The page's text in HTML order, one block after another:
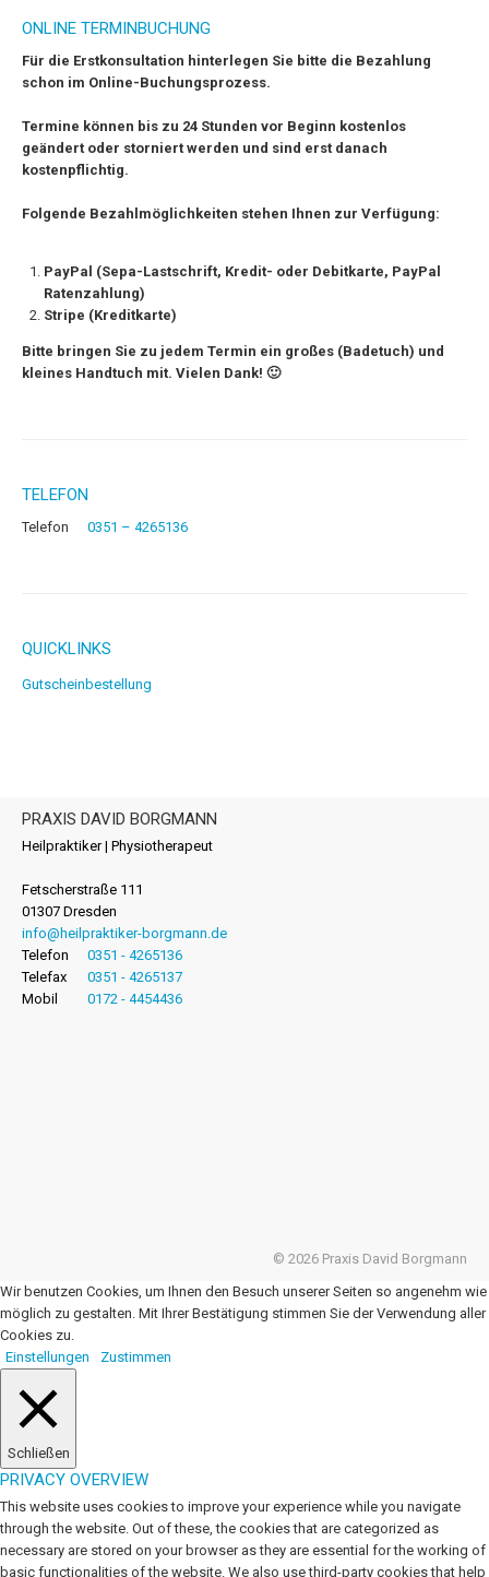
ONLINE TERMINBUCHUNG
Für die Erstkonsultation hinterlegen Sie bitte die Bezahlung
schon im Online-Buchungsprozess.
Termine können bis zu 24 Stunden vor Beginn kostenlos
geändert oder storniert werden und sind erst danach
kostenpflichtig.
Folgende Bezahlmöglichkeiten stehen Ihnen zur Verfügung:
PayPal (Sepa-Lastschrift, Kredit- oder Debitkarte, PayPal
Ratenzahlung)
Stripe (Kreditkarte)
Bitte bringen Sie zu jedem Termin ein großes (Badetuch) und
kleines Handtuch mit. Vielen Dank! 🙂
TELEFON
Telefon 0351 – 4265136
QUICKLINKS
Gutscheinbestellung
PRAXIS DAVID BORGMANN
Heilpraktiker | Physiotherapeut
Fetscherstraße 111
01307 Dresden
info@heilpraktiker-borgmann.de
Telefon
0351 - 4265136
Telefax
0351 - 4265137
Mobil
0172 - 4454436
© 2026 Praxis David Borgmann
Wir benutzen Cookies, um Ihnen den Besuch unserer Seiten so angenehm wie
möglich zu gestalten. Mit Ihrer Bestätigung stimmen Sie der Verwendung aller
Cookies zu.
Einstellungen
Zustimmen
Schließen
PRIVACY OVERVIEW
This website uses cookies to improve your experience while you navigate
through the website. Out of these, the cookies that are categorized as
necessary are stored on your browser as they are essential for the working of
basic functionalities of the website. We also use third-party cookies that help